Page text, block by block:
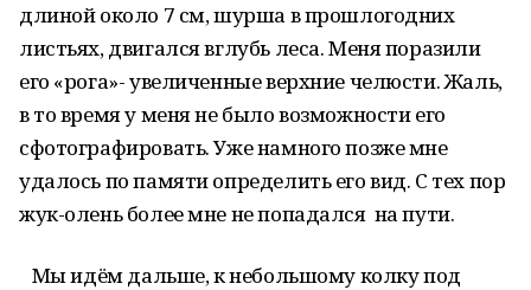
длиной около 7 см, шурша в прошлогодних
листьях, двигался вглубь леса. Меня поразили
его «рога»- увеличенные верхние челюсти. Жаль,
в то время у меня не было возможности его
сфотографировать. Уже намного позже мне
удалось по памяти определить его вид. С тех пор
жук-олень более мне не попадался на пути.
Мы идём дальше, к небольшому колку под